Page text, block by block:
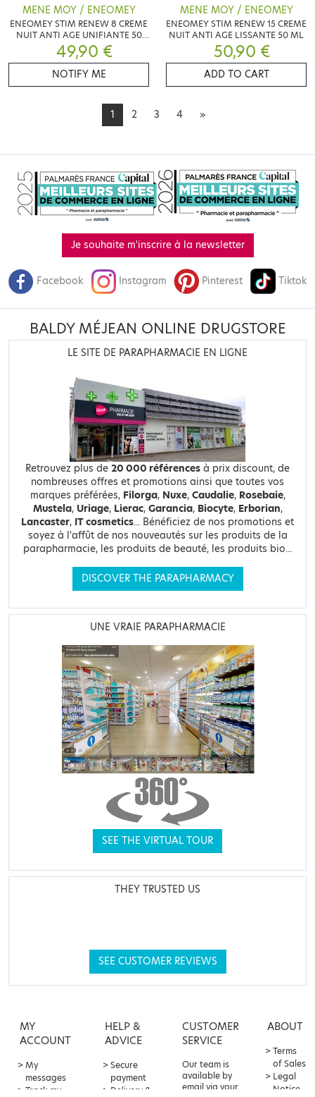
MENE MOY / ENEOMEY
ENEOMEY STIM RENEW 8 CREME
NUIT ANTI AGE UNIFIANTE 50
ML
49,90 €
NOTIFY ME
MENE MOY / ENEOMEY
ENEOMEY STIM RENEW 15 CREME
NUIT ANTI AGE LISSANTE 50 ML
50,90 €
ADD TO CART
1 2 3 4 »
Je souhaite m'inscrire à la newsletter
Facebook Instagram Pinterest Tiktok
BALDY MÉJEAN ONLINE DRUGSTORE
LE SITE DE PARAPHARMACIE EN LIGNE
Retrouvez plus de 20 000 références à prix discount, de
nombreuses offres et promotions ainsi que toutes vos
marques préférées, Filorga, Nuxe, Caudalie, Rosebaie,
Mustela, Uriage, Lierac, Garancia, Biocyte, Erborian,
Lancaster, IT cosmetics... Bénéficiez de nos promotions et
soyez à l'affût de nos nouveautés sur les produits de la
parapharmacie, les produits de beauté, les produits bio...
DISCOVER THE PARAPHARMACY
UNE VRAIE PARAPHARMACIE
SEE THE VIRTUAL TOUR
THEY TRUSTED US
SEE CUSTOMER REVIEWS
MY
ACCOUNT
My
messages
Track my
HELP &
ADVICE
Secure
payment
Delivery &
CUSTOMER
SERVICE
Our team is
available by
email via your
ABOUT
Terms
of Sales
Legal
Notice